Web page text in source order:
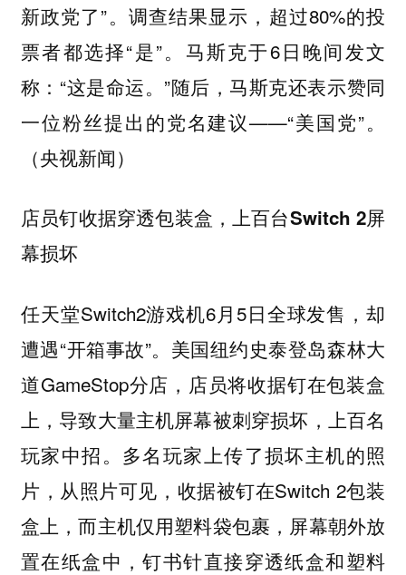
新政党了”。调查结果显示，超过80%的投
票者都选择“是”。马斯克于6日晚间发文
称：“这是命运。”随后，马斯克还表示赞同
一位粉丝提出的党名建议——“美国党”。
（央视新闻）
店员钉收据穿透包装盒，上百台Switch 2屏
幕损坏
任天堂Switch2游戏机6月5日全球发售，却
遭遇“开箱事故”。美国纽约史泰登岛森林大
道GameStop分店，店员将收据钉在包装盒
上，导致大量主机屏幕被刺穿损坏，上百名
玩家中招。多名玩家上传了损坏主机的照
片，从照片可见，收据被钉在Switch 2包装
盒上，而主机仅用塑料袋包裹，屏幕朝外放
置在纸盒中，钉书针直接穿透纸盒和塑料